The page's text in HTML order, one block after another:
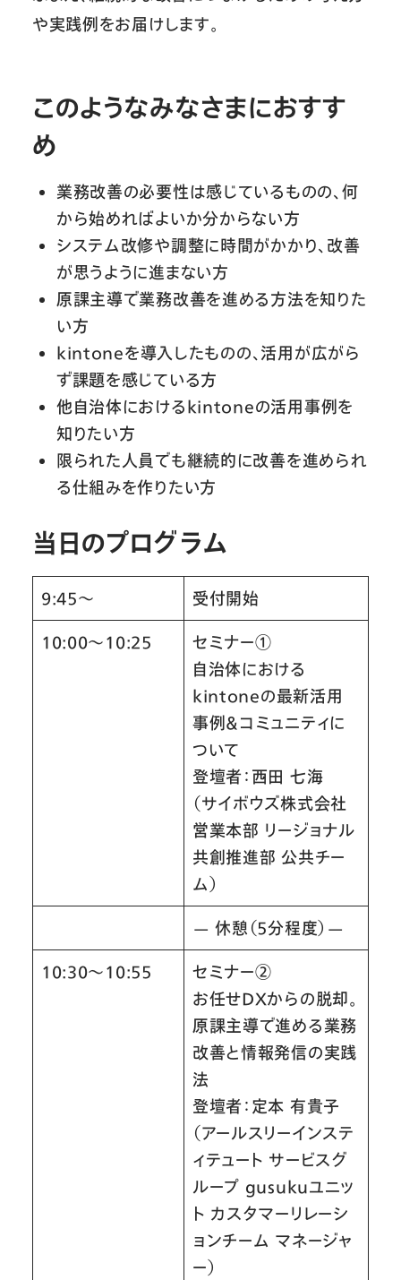
や実践例をお届けします。
このようなみなさまにおすす
め
業務改善の必要性は感じているものの、何
から始めればよいか分からない方
システム改修や調整に時間がかかり、改善
が思うように進まない方
原課主導で業務改善を進める方法を知りた
い方
kintoneを導入したものの、活用が広がら
ず課題を感じている方
他自治体におけるkintoneの活用事例を
知りたい方
限られた人員でも継続的に改善を進められ
る仕組みを作りたい方
当日のプログラム
9:45〜 受付開始
10:00～10:25
セミナー①
自治体における
kintoneの最新活用
事例＆コミュニティに
ついて
登壇者：西田 七海
（サイボウズ株式会社
営業本部 リージョナル
共創推進部 公共チー
ム）
— 休憩（5分程度）—
10:30～10:55
セミナー②
お任せDXからの脱却。
原課主導で進める業務
改善と情報発信の実践
法
登壇者：定本 有貴子
（アールスリーインステ
ィテュート サービスグ
ループ gusukuユニッ
ト カスタマーリレーシ
ョンチーム マネージャ
ー）